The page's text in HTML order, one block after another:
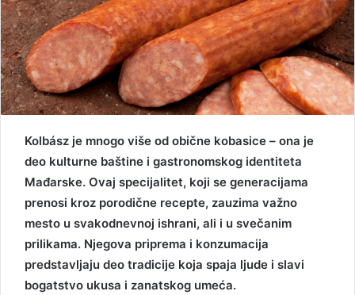
Kolbász je mnogo više od obične kobasice – ona je
deo kulturne baštine i gastronomskog identiteta
Mađarske. Ovaj specijalitet, koji se generacijama
prenosi kroz porodične recepte, zauzima važno
mesto u svakodnevnoj ishrani, ali i u svečanim
prilikama. Njegova priprema i konzumacija
predstavljaju deo tradicije koja spaja ljude i slavi
bogatstvo ukusa i zanatskog umeća.